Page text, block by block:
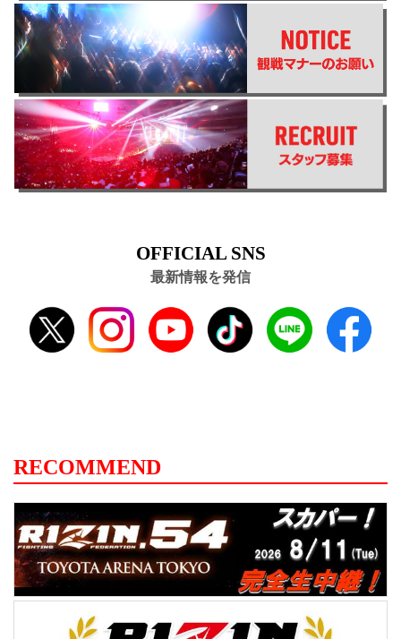
OFFICIAL SNS
最新情報を発信
RECOMMEND